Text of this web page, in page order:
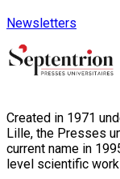
Newsletters
Created in 1971
Lille, the Presses
current name in
level scientific